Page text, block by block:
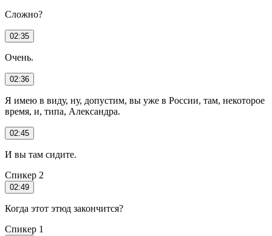
Сложно?
02:35
Очень.
02:36
Я имею в виду, ну, допустим, вы уже в России, там, некоторое
время, и, типа, Александра.
02:45
И вы там сидите.
Спикер 2
02:49
Когда этот этюд закончится?
Спикер 1